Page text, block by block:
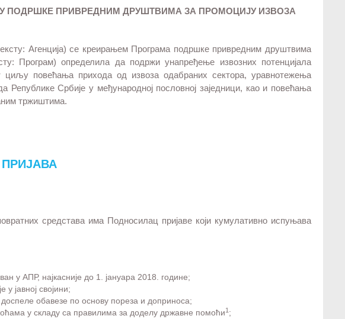
ПОДРШКЕ ПРИВРЕДНИМ ДРУШТВИМА ЗА ПРОМОЦИЈУ ИЗВОЗА
Агенција) се креирањем Програма подршке привредним друштвима
Програм) определила да подржи унапређење извозних потенцијала
повећања прихода од извоза одабраних сектора, уравнотежења
Републике Србије у међународној пословној заједници, као и повећања
тржиштима.
средстава има Подносилац пријаве који кумулативно испуњава
у АПР, најкасније до 1. јануара 2018. године;
у јавној својини;
обавезе по основу пореза и доприноса;
у складу са правилима за доделу државне помоћи1 ;